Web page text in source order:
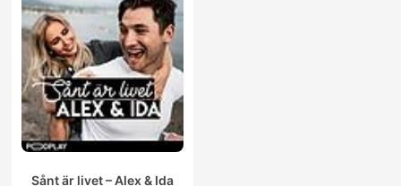
Sånt är livet – Alex & Ida